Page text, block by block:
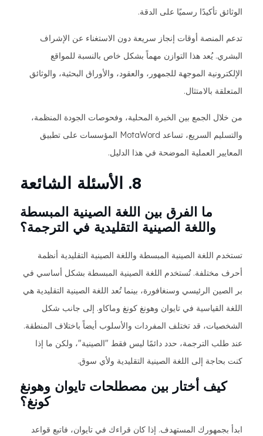
الوثائق تأكيدًا رسميًا على الدقة.
تدعم المنصة أوقات إنجاز سريعة دون الاستغناء عن الإشراف
البشري. يُعد هذا التوازن مهماً بشكل خاص بالنسبة للمواقع
الإلكترونية الموجهة للجمهور، والعقود، والأوراق البحثية، والوثائق
المتعلقة بالامتثال.
من خلال الجمع بين الخبرة المحلية، وفحوصات الجودة المنظمة،
والتسليم السريع، تساعد MotaWord المؤسسات على تطبيق
المعايير العملية الموضحة في هذا الدليل.
8. الأسئلة الشائعة
ما الفرق بين اللغة الصينية المبسطة
واللغة الصينية التقليدية في الترجمة؟
تستخدم اللغة الصينية المبسطة واللغة الصينية التقليدية أنظمة
أحرف مختلفة. تُستخدم اللغة الصينية المبسطة بشكل أساسي في
بر الصين الرئيسي وسنغافورة، بينما تُعد اللغة الصينية التقليدية هي
اللغة القياسية في تايوان وهونغ كونغ وماكاو. إلى جانب شكل
الشخصيات، قد تختلف المفردات والأسلوب أيضاً باختلاف المنطقة.
عند طلب الترجمة، حدد دائمًا ليس فقط "الصينية"، ولكن ما إذا
كنت بحاجة إلى اللغة الصينية التقليدية ولأي سوق.
كيف أختار بين مصطلحات تايوان وهونغ
كونغ؟
ابدأ بجمهورك المستهدف. إذا كان قراءك في تايوان، فاتبع قواعد